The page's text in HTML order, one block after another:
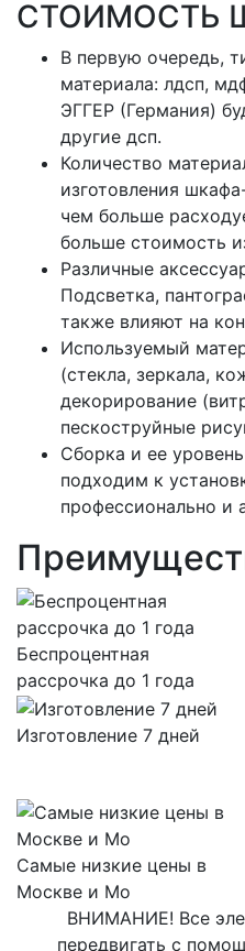
СТОИМОСТЬ
В первую очередь,
материала: лдсп,
ЭГГЕР (Германия)
другие дсп.
Количество
изготовления
чем больше
больше стоимость
Различные
Подсветка,
также влияют на
Используемый
(стекла, зеркала,
декорирование
пескоструйные
Сборка и ее
подходим к
профессионально и
Беспроцентная
рассрочка до 1 года
Изготовление 7 дней
Самые низкие цены в
Москве и Мо
ВНИМАНИЕ! Все
передвигать с